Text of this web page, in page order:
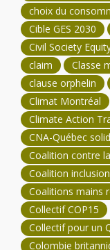
choix du
Cible GES 2030
Civil Society
claim
Classe
clause orphelin
Climat Montréal
Climate Action
CNA-Québec
Coalition contre
Coalition
Coalitions mains
Collectif COP15
Collectif pour un
Colombie